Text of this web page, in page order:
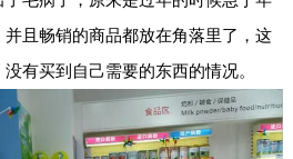
且畅销的商品都放在角落里了，这
有买到自己需要的东西的情况。